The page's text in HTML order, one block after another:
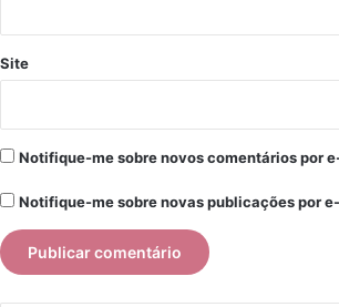
Site
Notifique-me sobre novos comentários por
Notifique-me sobre novas publicações por